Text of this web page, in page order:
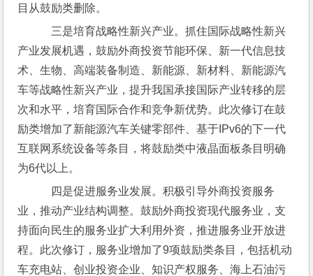
目从鼓励类删除。
三是培育战略性新兴产业。抓住国际战略性新兴
产业发展机遇，鼓励外商投资节能环保、新一代信息技
术、生物、高端装备制造、新能源、新材料、新能源汽
车等战略性新兴产业，提升我国承接国际产业转移的层
次和水平，培育国际合作和竞争新优势。此次修订在鼓
励类增加了新能源汽车关键零部件、基于IPv6的下一代
互联网系统设备等条目，将鼓励类中液晶面板条目明确
为6代以上。
四是促进服务业发展。积极引导外商投资服务
业，推动产业结构调整。鼓励外商投资现代服务业，支
持面向民生的服务业扩大利用外资，推进服务业开放进
程。此次修订，服务业增加了9项鼓励类条目，包括机动
车充电站、创业投资企业、知识产权服务、海上石油污